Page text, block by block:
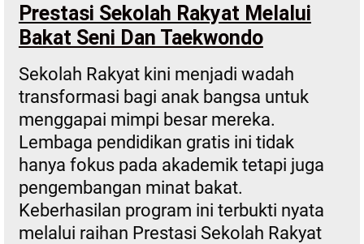
Prestasi Sekolah Rakyat Melalui
Bakat Seni Dan Taekwondo
Sekolah Rakyat kini menjadi wadah
transformasi bagi anak bangsa untuk
menggapai mimpi besar mereka.
Lembaga pendidikan gratis ini tidak
hanya fokus pada akademik tetapi juga
pengembangan minat bakat.
Keberhasilan program ini terbukti nyata
melalui raihan Prestasi Sekolah Rakyat